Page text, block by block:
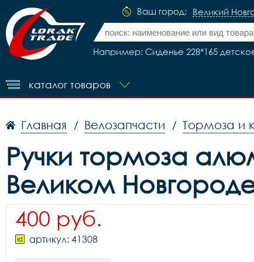
Ваш город: Великий
Например: Сиденье 228*165 детское
каталог товаров
Главная / Велозапчасти / Тормоза и
Ручки тормоза
Великом
400 руб.
артикул: 41308